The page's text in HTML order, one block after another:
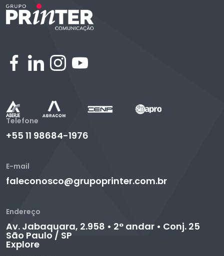
Telefone
+55 11 98684-1976
E-mail
faleconosco@grupoprinter.com.br
Endereço
Av. Jabaquara, 2.958 • 2° andar • Conj. 25
São Paulo / SP
Explore